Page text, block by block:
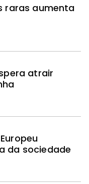
raras aumenta
atrair
da sociedade